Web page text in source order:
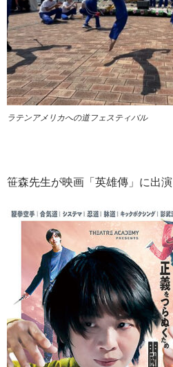
ラテンアメリカへの道フェスティバル
笹森先生が映画「英雄傳」に出演